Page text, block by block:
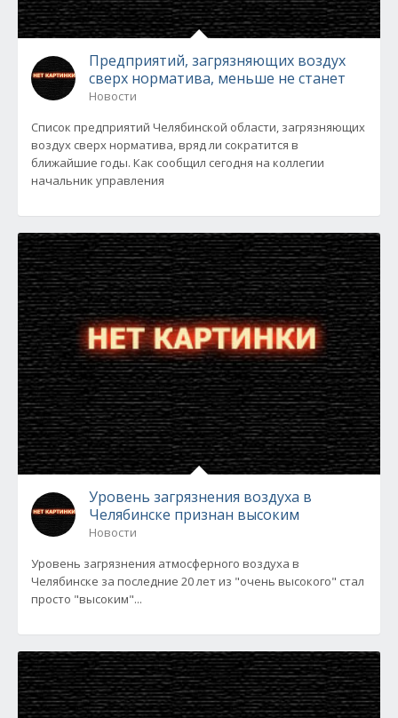
Предприятий, загрязняющих воздух
сверх норматива, меньше не станет
Новости
Список предприятий Челябинской области, загрязняющих
воздух сверх норматива, вряд ли сократится в
ближайшие годы. Как сообщил сегодня на коллегии
начальник управления
Уровень загрязнения воздуха в
Челябинске признан высоким
Новости
Уровень загрязнения атмосферного воздуха в
Челябинске за последние 20 лет из "очень высокого" стал
просто "высоким"...